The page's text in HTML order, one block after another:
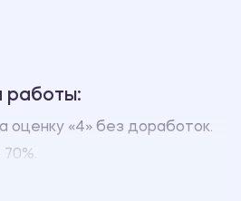
работы:
оценку «4» без доработок.
с